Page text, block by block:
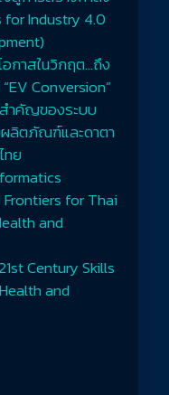
Industry 4.0
กาสในวิกฤต…ถึง
Conversion”
ำคัญของระบบ
ลิตภัณฑ์และดาตา
ทย
for Thai
and
Century Skills
and